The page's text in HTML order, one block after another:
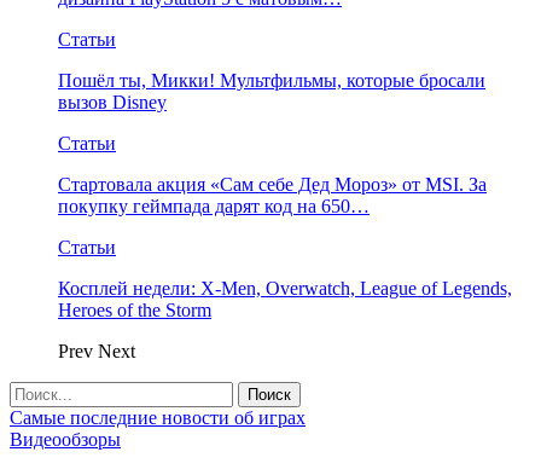
Статьи
Пошёл ты, Микки! Мультфильмы, которые бросали
вызов Disney
Статьи
Стартовала акция «Сам себе Дед Мороз» от MSI. За
покупку геймпада дарят код на 650…
Статьи
Косплей недели: X-Men, Overwatch, League of Legends,
Heroes of the Storm
Prev Next
Самые последние новости об играх
Видеообзоры